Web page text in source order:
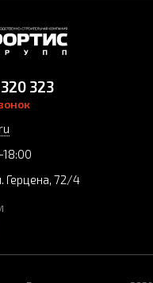
323
Герцена, 72/4